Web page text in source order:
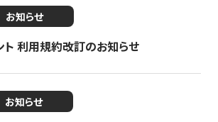
お知らせ
ト 利用規約改訂のお知らせ
お知らせ